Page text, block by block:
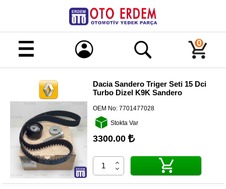
Merhaba!
Giriş
Kayıt
Sayfa
Kampanyalı
Ürünler
Tüm
Ürünler
Banka
0
Dacia Sandero Triger Seti 15 Dci
Turbo Dizel K9K Sandero
OEM No:7701477028
Stokta Var
3300.00